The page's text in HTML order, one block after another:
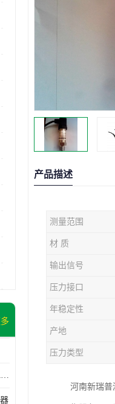
自来水管道压力变送器KYB11G03M2型号 使用方便
产品描述
测量范围
材 质
输出信号
压力接口
年稳定性
产地
压力类型
河南新瑞普